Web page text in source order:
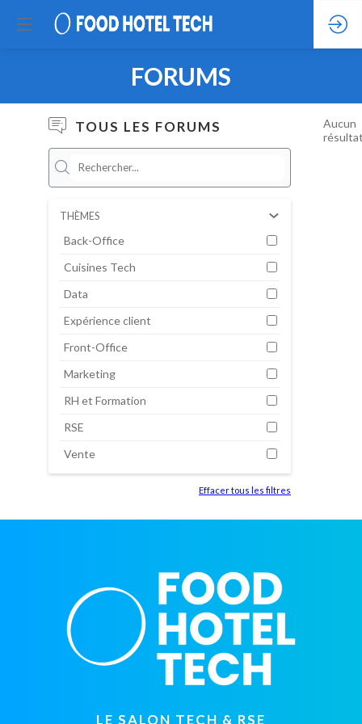
FORUMS
TOUS LES FORUMS
THÈMES
Back-Office
Cuisines Tech
Data
Expérience client
Front-Office
Marketing
RH et Formation
RSE
Vente
Effacer tous les filtres
Aucun
LE SALON TECH & RSE